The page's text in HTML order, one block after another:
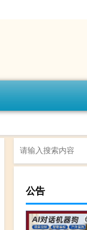
公告